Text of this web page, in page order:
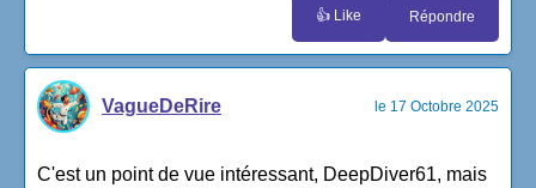
👍 Like Répondre
VagueDeRire le 17 Octobre 2025
C'est un point de vue intéressant, DeepDiver61, mais